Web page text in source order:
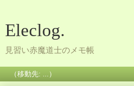
Eleclog.
見習い赤魔道士のメモ帳